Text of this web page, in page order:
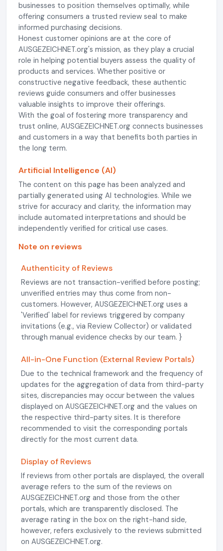
businesses to position themselves optimally, while
offering consumers a trusted review seal to make
informed purchasing decisions.
Honest customer opinions are at the core of
AUSGEZEICHNET.org's mission, as they play a crucial
role in helping potential buyers assess the quality of
products and services. Whether positive or
constructive negative feedback, these authentic
reviews guide consumers and offer businesses
valuable insights to improve their offerings.
With the goal of fostering more transparency and
trust online, AUSGEZEICHNET.org connects businesses
and customers in a way that benefits both parties in
the long term.
Artificial Intelligence (AI)
The content on this page has been analyzed and
partially generated using AI technologies. While we
strive for accuracy and clarity, the information may
include automated interpretations and should be
independently verified for critical use cases.
Note on reviews
Authenticity of Reviews
Reviews are not transaction-verified before posting;
unverified entries may thus come from non-
customers. However, AUSGEZEICHNET.org uses a
'Verified' label for reviews triggered by company
invitations (e.g., via Review Collector) or validated
through manual evidence checks by our team. }
All-in-One Function (External Review Portals)
Due to the technical framework and the frequency of
updates for the aggregation of data from third-party
sites, discrepancies may occur between the values
displayed on AUSGEZEICHNET.org and the values on
the respective third-party sites. It is therefore
recommended to visit the corresponding portals
directly for the most current data.
Display of Reviews
If reviews from other portals are displayed, the overall
average refers to the sum of the reviews on
AUSGEZEICHNET.org and those from the other
portals, which are transparently disclosed. The
average rating in the box on the right-hand side,
however, refers exclusively to the reviews submitted
on AUSGEZEICHNET.org.